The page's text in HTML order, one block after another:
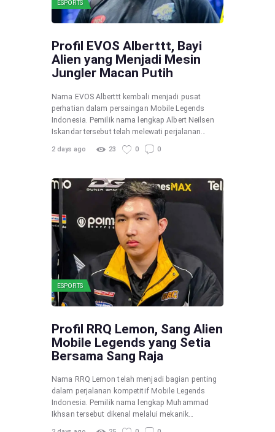
ESPORTS
Profil EVOS Alberttt, Bayi
Alien yang Menjadi Mesin
Jungler Macan Putih
Nama EVOS Alberttt kembali menjadi pusat
perhatian dalam persaingan Mobile Legends
Indonesia. Pemilik nama lengkap Albert Neilsen
Iskandar tersebut telah melewati perjalanan…
2 days ago 23 0 0
ESPORTS
Profil RRQ Lemon, Sang Alien
Mobile Legends yang Setia
Bersama Sang Raja
Nama RRQ Lemon telah menjadi bagian penting
dalam perjalanan kompetitif Mobile Legends
Indonesia. Pemilik nama lengkap Muhammad
Ikhsan tersebut dikenal melalui mekanik…